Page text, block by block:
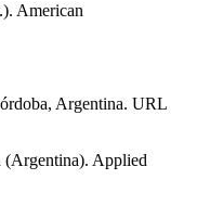
American
Argentina. URL
(Argentina). Applied